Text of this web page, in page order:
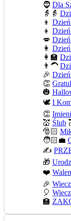
🧔 Dla
👵👵
👦 Dzień
👦
💋
👩
👩‍🏫
👨‍🦱
🎉
👏
🎃
🕊️ I
👏
💒 Ślub
🎅🏻
🧑🏻‍💼
✍️
🎁
❤️
🎉
🎈
🏫